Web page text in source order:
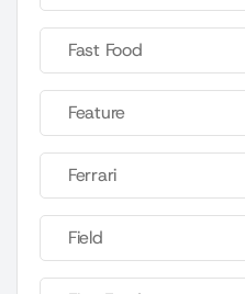
Fast Food
Feature
Ferrari
Field